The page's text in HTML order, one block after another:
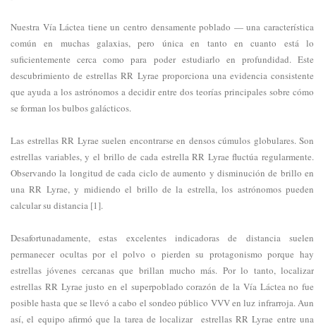
Nuestra Vía Láctea tiene un centro densamente poblado — una característica
común en muchas galaxias, pero única en tanto en cuanto está lo
suficientemente cerca como para poder estudiarlo en profundidad. Este
descubrimiento de estrellas RR Lyrae proporciona una evidencia consistente
que ayuda a los astrónomos a decidir entre dos teorías principales sobre cómo
se forman los bulbos galácticos.
Las estrellas RR Lyrae suelen encontrarse en densos cúmulos globulares. Son
estrellas variables, y el brillo de cada estrella RR Lyrae fluctúa regularmente.
Observando la longitud de cada ciclo de aumento y disminución de brillo en
una RR Lyrae, y midiendo el brillo de la estrella, los astrónomos pueden
calcular su distancia [1].
Desafortunadamente, estas excelentes indicadoras de distancia suelen
permanecer ocultas por el polvo o pierden su protagonismo porque hay
estrellas jóvenes cercanas que brillan mucho más. Por lo tanto, localizar
estrellas RR Lyrae justo en el superpoblado corazón de la Vía Láctea no fue
posible hasta que se llevó a cabo el sondeo público VVV en luz infrarroja. Aun
así, el equipo afirmó que la tarea de localizar estrellas RR Lyrae entre una